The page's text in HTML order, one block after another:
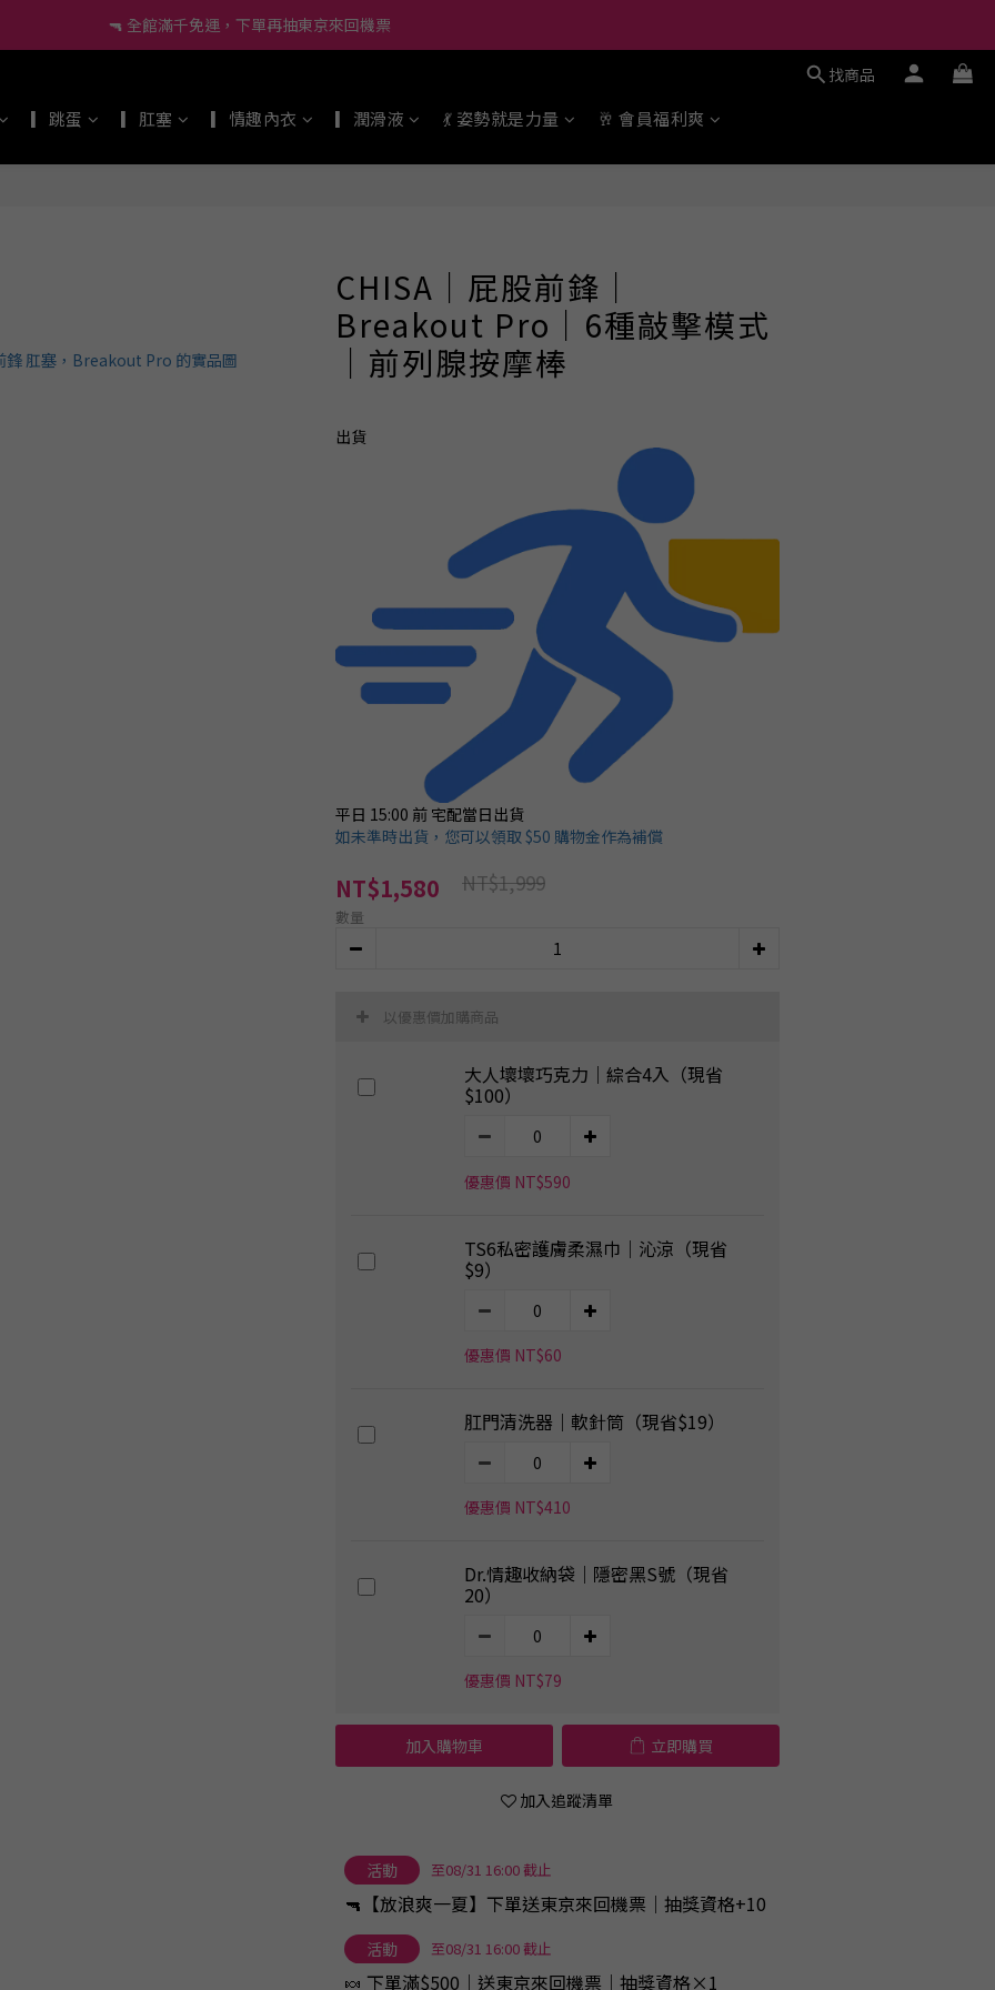
🔫 全館滿千免運，下單再抽東京來回機票
🔰 新會員現折60、再送小莖靈吊飾！
找商品
▎跳蛋 ▎肛塞 ▎情趣內衣 ▎潤滑液 💃 姿勢就是力量 🥂 會員福利爽
CHISA｜屁股前鋒｜
Breakout Pro｜6種敲擊模式
｜前列腺按摩棒
出貨
平日 15:00 前 宅配當日出貨
如未準時出貨，您可以領取 $50 購物金作為補償
NT$1,580 NT$1,999
數量
以優惠價加購商品
大人壞壞巧克力｜綜合4入（現省
$100）
優惠價 NT$590
TS6私密護膚柔濕巾｜沁涼（現省
$9）
優惠價 NT$60
肛門清洗器｜軟針筒（現省$19）
優惠價 NT$410
Dr.情趣收納袋｜隱密黑S號（現省
20）
優惠價 NT$79
加入購物車 立即購買
加入追蹤清單
活動 至08/31 16:00 截止
🔫【放浪爽一夏】下單送東京來回機票｜抽獎資格+10
活動 至08/31 16:00 截止
🍬 下單滿$500｜送東京來回機票｜抽獎資格×1